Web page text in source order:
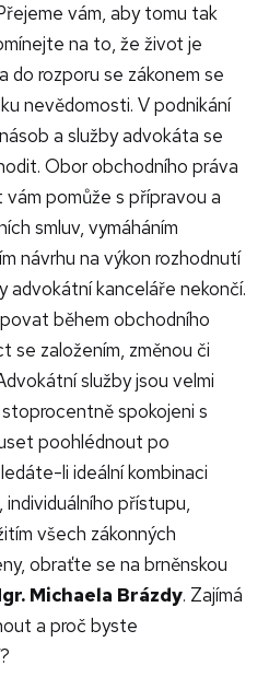
vám, aby tomu tak
na to, že život je
do rozporu se zákonem se
nevědomosti. V podnikání
a služby advokáta se
Obor obchodního práva
pomůže s přípravou a
smluv, vymáháním
návrhu na výkon rozhodnutí
advokátní kanceláře nekončí.
během obchodního
se založením, změnou či
služby jsou velmi
spokojeni s
poohlédnout po
li ideální kombinaci
přístupu,
všech zákonných
obraťte se na brněnskou
Michaela Brázdy. Zajímá
a proč byste